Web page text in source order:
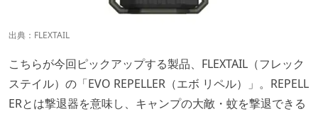
出典： FLEXTAIL
こちらが今回ピックアップする製品、FLEXTAIL（フレック
ステイル）の「EVO REPELLER（エボ リペル）」。REPELL
ERとは撃退器を意味し、キャンプの大敵・蚊を撃退できる